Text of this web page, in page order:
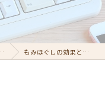
もみほぐしの効果と魅力を探る